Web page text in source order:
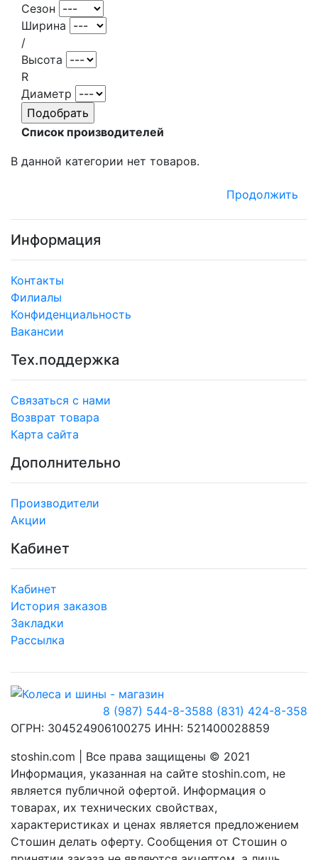
Сезон
Ширина
/
Высота
R
Диаметр
Список производителей
В данной категории нет товаров.
Продолжить
Информация
Контакты
Филиалы
Конфиденциальность
Вакансии
Тех.поддержка
Связаться с нами
Возврат товара
Карта сайта
Дополнительно
Производители
Акции
Кабинет
Кабинет
История заказов
Закладки
Рассылка
8 (831) 424-8-358
8 (987) 544-8-358
ОГРН: 304524906100275 ИНН: 521400028859
stoshin.com | Все права защищены © 2021
Информация, указанная на сайте stoshin.com, не
является публичной офертой. Информация о
товарах, их технических свойствах,
характеристиках и ценах является предложением
Стошин делать оферту. Сообщения от Стошин о